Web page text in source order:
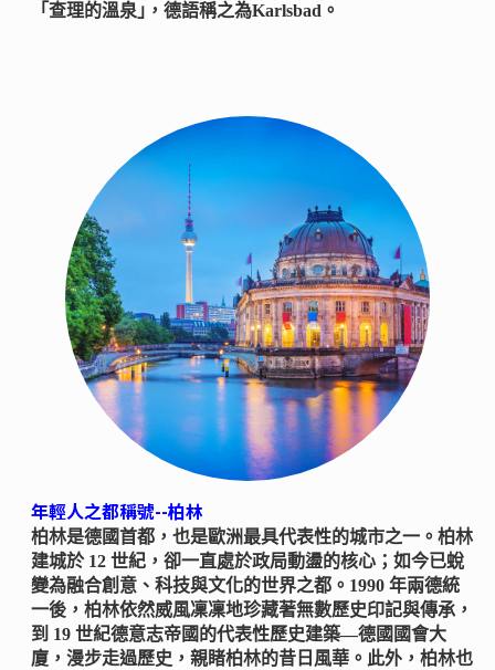
「查理的溫泉｣，德語稱之為Karlsbad。
年輕人之都稱號--柏林
柏林是德國首都，也是歐洲最具代表性的城市之一。柏林
建城於 12 世紀，卻一直處於政局動盪的核心；如今已蛻
變為融合創意、科技與文化的世界之都。1990 年兩德統
一後，柏林依然威風凜凜地珍藏著無數歷史印記與傳承，
到 19 世紀德意志帝國的代表性歷史建築—德國國會大
廈，漫步走過歷史，親睹柏林的昔日風華。此外，柏林也